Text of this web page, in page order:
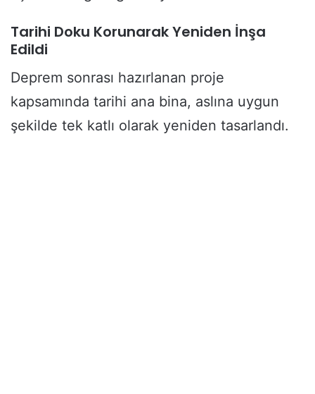
Tarihi Doku Korunarak Yeniden İnşa
Edildi
Deprem sonrası hazırlanan proje
kapsamında tarihi ana bina, aslına uygun
şekilde tek katlı olarak yeniden tasarlandı.